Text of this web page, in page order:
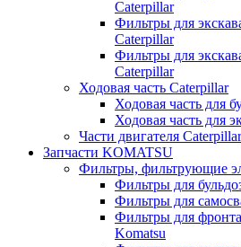
Caterpillar
Фильтры для
Caterpillar
Фильтры для
Caterpillar
Ходовая часть Caterpillar
Ходовая часть для
Ходовая часть для
Части двигателя Caterpillar
Запчасти KOMATSU
Фильтры, фильтрующие
Фильтры для
Фильтры для
Фильтры для
Komatsu